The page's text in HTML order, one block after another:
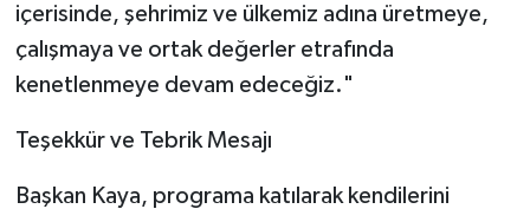
içerisinde, şehrimiz ve ülkemiz adına üretmeye,
çalışmaya ve ortak değerler etrafında
kenetlenmeye devam edeceğiz."
​Teşekkür ve Tebrik Mesajı
​Başkan Kaya, programa katılarak kendilerini